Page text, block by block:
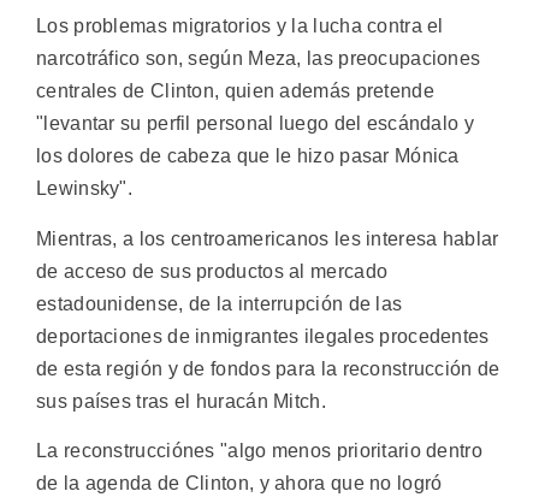
Los problemas migratorios y la lucha contra el
narcotráfico son, según Meza, las preocupaciones
centrales de Clinton, quien además pretende
"levantar su perfil personal luego del escándalo y
los dolores de cabeza que le hizo pasar Mónica
Lewinsky".
Mientras, a los centroamericanos les interesa hablar
de acceso de sus productos al mercado
estadounidense, de la interrupción de las
deportaciones de inmigrantes ilegales procedentes
de esta región y de fondos para la reconstrucción de
sus países tras el huracán Mitch.
La reconstrucciónes "algo menos prioritario dentro
de la agenda de Clinton, y ahora que no logró